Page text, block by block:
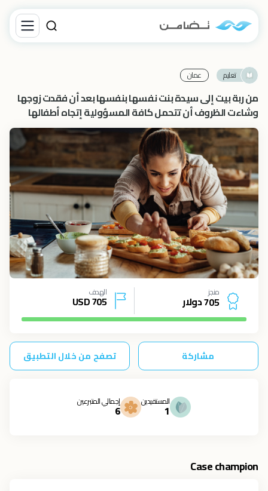
تعليم عمان
من ربة بيت إلى سيدة بنت نفسها بنفسها بعد أن فقدت زوجها
وشاءت الظروف أن تتحمل كافة المسؤولية إتجاه أطفالها
منجز
705 دولار
الهدف
705
USD
مشاركة تصفح من خلال التطبيق
المستفيدين
1
إجمالي المتبرعين
6
Case champion